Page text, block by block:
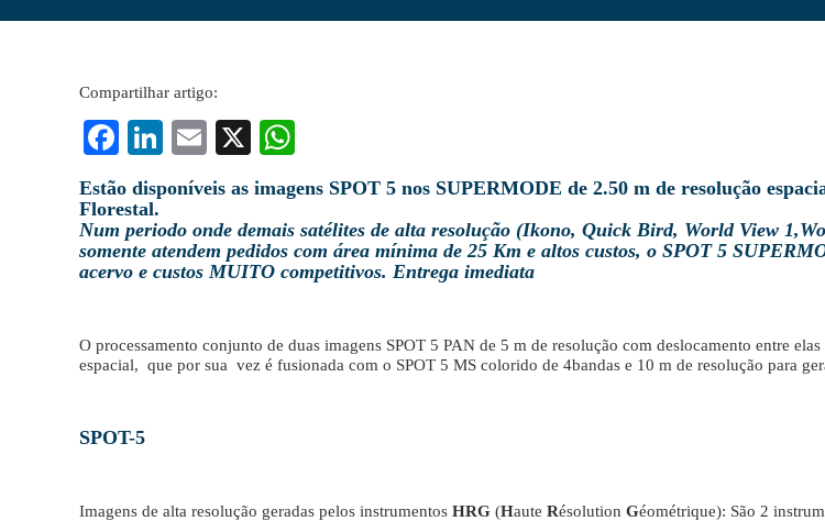
Compartilhar artigo:
Fa
ce
bo
ok
Li
nk
ed
In
E
m
ail
X
ts
A
pp
Estão disponíveis as imagens SPOT 5 nos SUPERMODE de 2.50 m de resolução
Florestal.
Num periodo onde demais satélites de alta resolução (Ikono, Quick Bird, World View
somente atendem pedidos com área mínima de 25 Km e altos custos, o SPOT 5
acervo e custos MUITO competitivos. Entrega imediata
O processamento conjunto de duas imagens SPOT 5 PAN de 5 m de resolução com deslocamento entre
espacial, que por sua vez é fusionada com o SPOT 5 MS colorido de 4bandas e 10 m de resolução para
SPOT-5
Imagens de alta resolução geradas pelos instrumentos HRG (Haute Résolution Géométrique): São 2